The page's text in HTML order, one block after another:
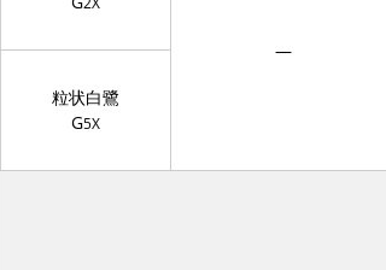
―
粒状白鷺
G5X